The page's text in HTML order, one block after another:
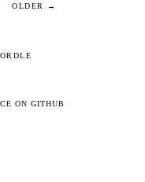
OLDER →
ON GITHUB